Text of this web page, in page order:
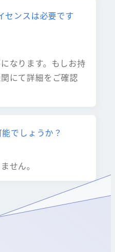
センスは必要です
なります。もしお持
にて詳細をご確認
でしょうか？
せん。